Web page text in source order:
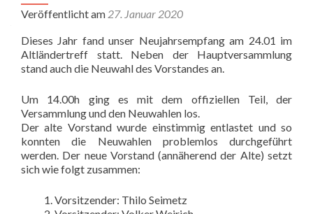
Veröffentlicht am 27. Januar 2020
Dieses Jahr fand unser Neujahrsempfang am 24.01 im
Altländertreff statt. Neben der Hauptversammlung
stand auch die Neuwahl des Vorstandes an.
Um 14.00h ging es mit dem offiziellen Teil, der
Versammlung und den Neuwahlen los.
Der alte Vorstand wurde einstimmig entlastet und so
konnten die Neuwahlen problemlos durchgeführt
werden. Der neue Vorstand (annäherend der Alte) setzt
sich wie folgt zusammen:
Vorsitzender: Thilo Seimetz